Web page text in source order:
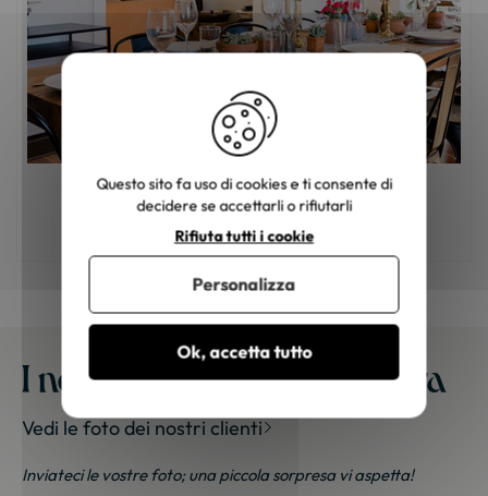
Come arreda la sua sala da pranzo?
I nostri mobili a casa vostra
Vedi le foto dei nostri clienti
Inviateci le vostre foto; una piccola sorpresa vi aspetta!
Questo sito fa uso di cookies e ti consente di
decidere se accettarli o rifiutarli
Ok, accetta tutto
Rifiuta tutti i cookie
Personalizza